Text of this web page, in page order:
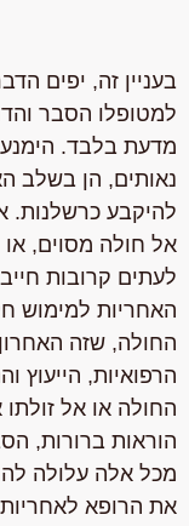
בעניין זה, יפים
למטופלו הסבר
מדעת בלבד.
נאותים, הן בשלב
להיקבע כרשלנות.
אל חולה מסוים,
לעתים קרובות
האחריות למימוש
החולה, שזה
הרפואיות, הייעוץ
החולה או אל
הוראות ברורות,
מכל אלה עלולה
את הרופא לאחריות